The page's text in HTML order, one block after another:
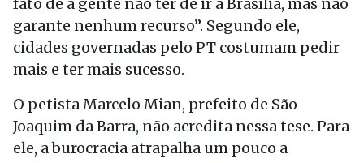
garante nenhum recurso”. Segundo ele,
cidades governadas pelo PT costumam pedir
mais e ter mais sucesso.
O petista Marcelo Mian, prefeito de São
Joaquim da Barra, não acredita nessa tese. Para
ele, a burocracia atrapalha um pouco a